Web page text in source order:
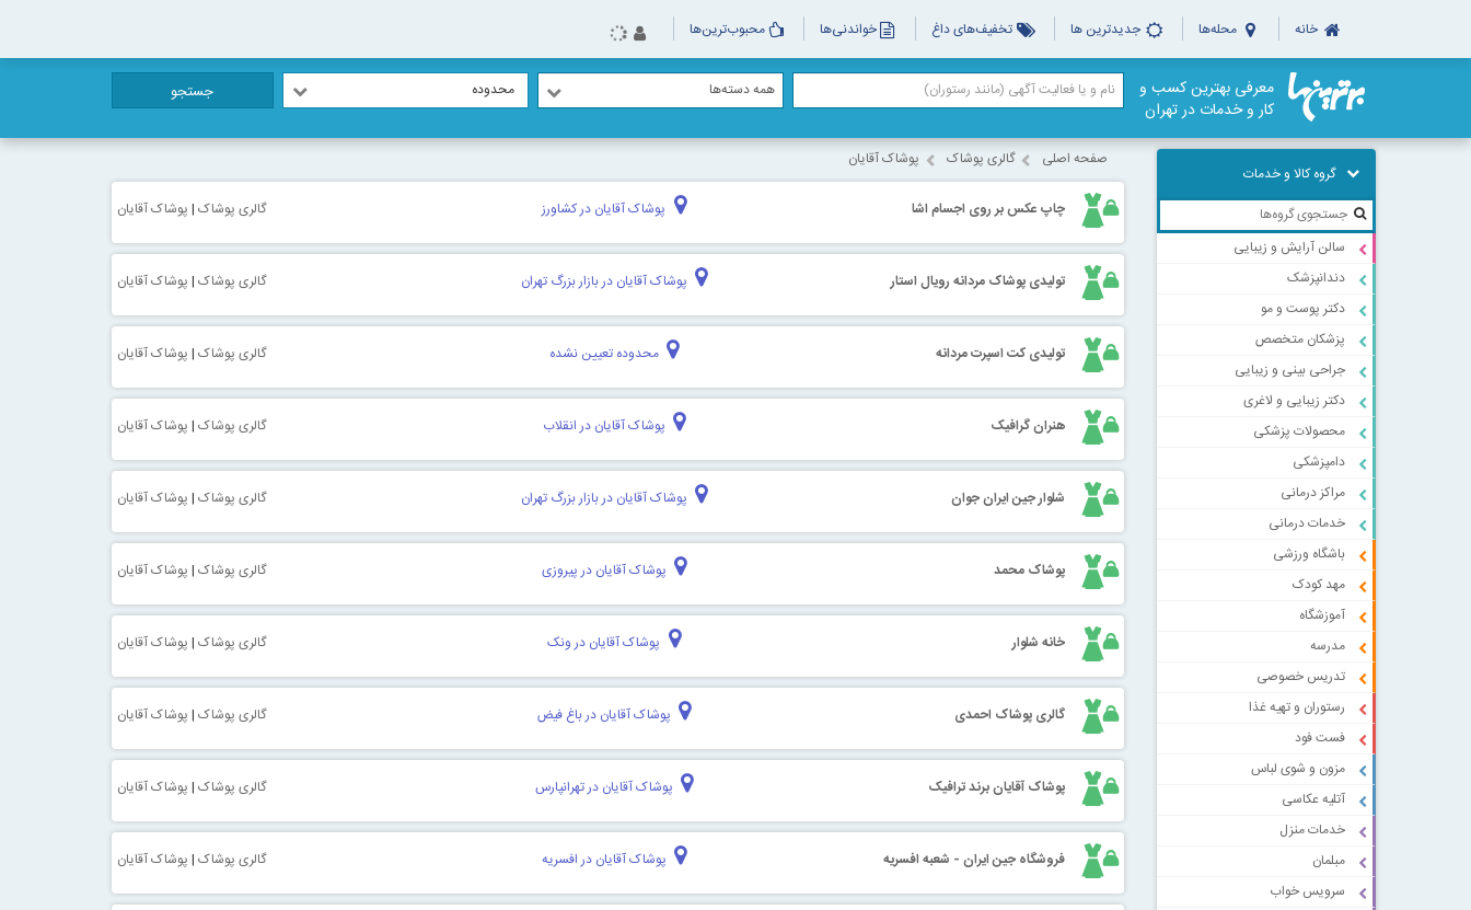
خانه محله‌ها جدیدترین ها تخفیف‌های داغ خواندنی‌ها محبوب‌ترین‌ها
معرفی بهترین کسب و
کار و خدمات در تهران
همه دسته‌ها محدوده جستجو
گروه کالا و خدمات
سالن آرایش و زیبایی
دندانپزشک
دکتر پوست و مو
پزشکان متخصص
جراحی بینی و زیبایی
دکتر زیبایی و لاغری
محصولات پزشکی
دامپزشکی
مراکز درمانی
خدمات درمانی
باشگاه ورزشی
مهد کودک
آموزشگاه
مدرسه
تدریس خصوصی
رستوران و تهیه غذا
فست فود
مزون و شوی لباس
آتلیه عکاسی
خدمات منزل
مبلمان
سرویس خواب
صفحه اصلی گالری پوشاک پوشاک آقایان
چاپ عکس بر روی اجسام اشا پوشاک آقایان در کشاورز گالری پوشاک| پوشاک آقایان
تولیدی پوشاک مردانه رویال استار پوشاک آقایان در بازار بزرگ تهران گالری پوشاک| پوشاک آقایان
تولیدی کت اسپرت مردانه محدوده تعیین نشده گالری پوشاک| پوشاک آقایان
هنران گرافیک پوشاک آقایان در انقلاب گالری پوشاک| پوشاک آقایان
شلوار جین ایران جوان پوشاک آقایان در بازار بزرگ تهران گالری پوشاک| پوشاک آقایان
پوشاک محمد پوشاک آقایان در پیروزی گالری پوشاک| پوشاک آقایان
خانه شلوار پوشاک آقایان در ونک گالری پوشاک| پوشاک آقایان
گالری پوشاک احمدی پوشاک آقایان در باغ فیض گالری پوشاک| پوشاک آقایان
پوشاک آقایان برند ترافیک پوشاک آقایان در تهرانپارس گالری پوشاک| پوشاک آقایان
فروشگاه جین ایران - شعبه افسریه پوشاک آقایان در افسریه گالری پوشاک| پوشاک آقایان